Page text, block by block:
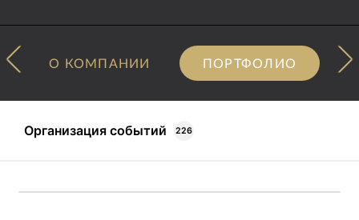
О КОМПАНИИ ПОРТФОЛИО
Организация событий 226